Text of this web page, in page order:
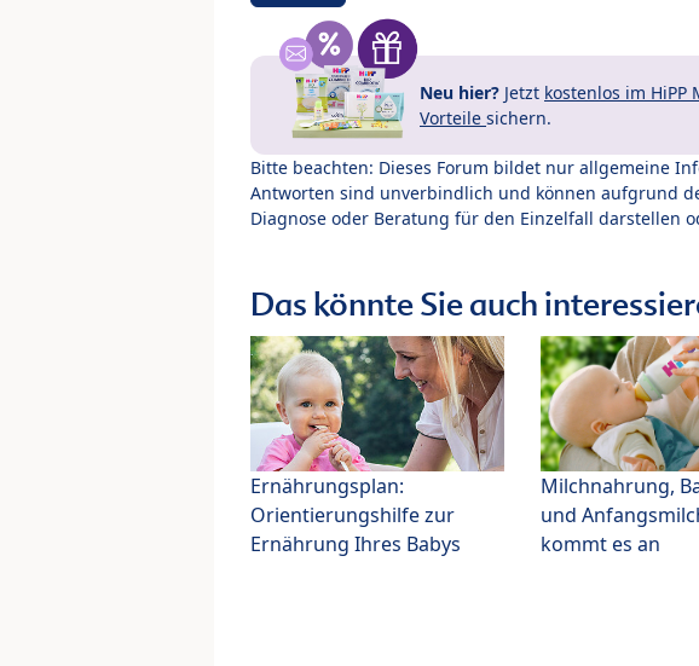
Neu hier? Jetzt kostenlos im
Vorteile sichern.
Bitte beachten: Dieses Forum bildet nur allgemeine
Antworten sind unverbindlich und können aufgrund
Diagnose oder Beratung für den Einzelfall darstellen
Das könnte Sie auch
Ernährungsplan:
Orientierungshilfe zur
Ernährung Ihres Babys
Milchnahrung,
und
kommt es an